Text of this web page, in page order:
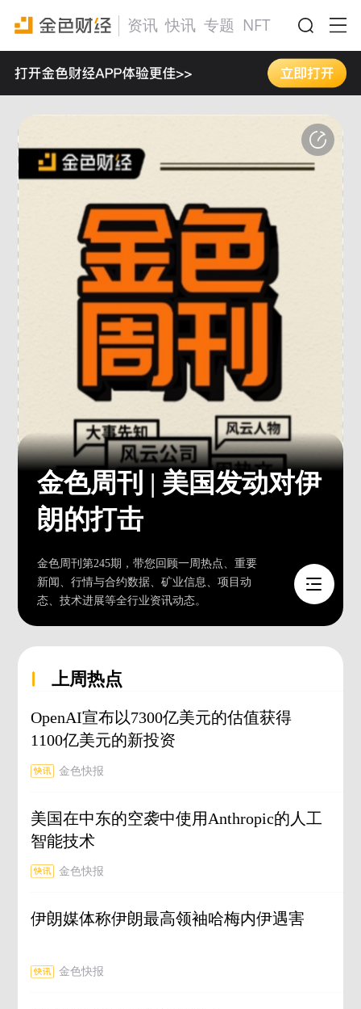
资讯 快讯 专题 NFT
金色周刊 | 美国发动对伊
朗的打击
金色周刊第245期，带您回顾一周热点、重要
新闻、行情与合约数据、矿业信息、项目动
态、技术进展等全行业资讯动态。
上周热点
OpenAI宣布以7300亿美元的估值获得
1100亿美元的新投资
金色快报
美国在中东的空袭中使用Anthropic的人工
智能技术
金色快报
伊朗媒体称伊朗最高领袖哈梅内伊遇害
金色快报